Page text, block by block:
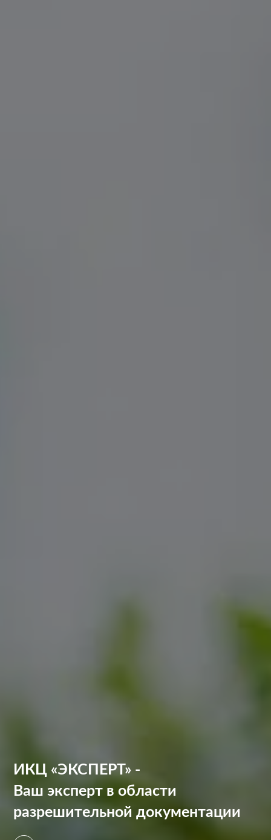
ИКЦ «ЭКСПЕРТ» -
Ваш эксперт в области
разрешительной документации